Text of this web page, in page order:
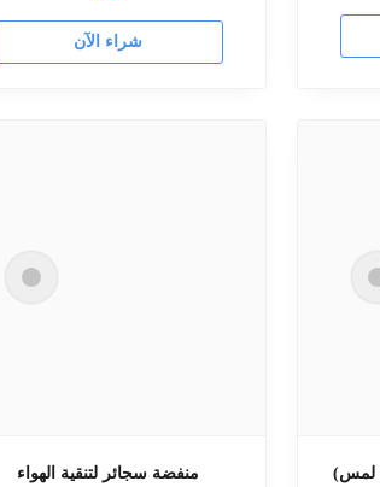
شراء الآن
لمس) منفضة سجائر لتنقية الهواء